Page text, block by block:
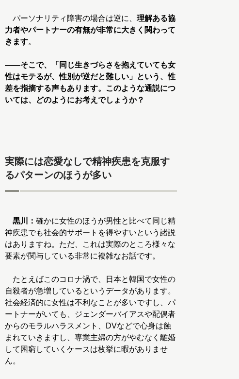
パーソナリティ障害の場合は逆に、 理解ある協
力者やパートナーの有無が非常に大きく関わって
きます。
――そこで、「同じ生きづらさを抱えていても女
性はモテるが、性別が逆だと難しい」という、性
差を指摘する声もあります。このような通説につ
いては、どのようにお考えでしょうか？
実際には恋愛なしで精神疾患を克服す
るパターンのほうが多い
黒川： 確かに女性のほうが男性と比べて同じ精
神疾患でも社会的サポートを得やすいという諸説
はありますね。ただ、これは実際のところ様々な
要素が関与している非常に複雑なお話です。
たとえばこのコロナ渦で、日本と韓国で女性の
自殺者が急増しているというデータがあります。
社会経済的に女性は不利なことが多いですし、パ
ートナーがいても、ジェンダーバイアスや配偶者
からのモラルハラスメント、DVなどで心身は蝕
まれていきますし、専業主婦の方がやむなく離婚
して困窮していくケースは枚挙に暇がありませ
ん。